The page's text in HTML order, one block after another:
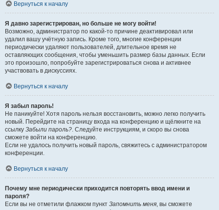
Вернуться к началу
Я давно зарегистрирован, но больше не могу войти!
Возможно, администратор по какой-то причине деактивировал или
удалил вашу учётную запись. Кроме того, многие конференции
периодически удаляют пользователей, длительное время не
оставляющих сообщения, чтобы уменьшить размер базы данных. Если
это произошло, попробуйте зарегистрироваться снова и активнее
участвовать в дискуссиях.
Вернуться к началу
Я забыл пароль!
Не паникуйте! Хотя пароль нельзя восстановить, можно легко получить
новый. Перейдите на страницу входа на конференцию и щёлкните на
ссылку Забыли пароль?. Следуйте инструкциям, и скоро вы снова
сможете войти на конференцию.
Если не удалось получить новый пароль, свяжитесь с администратором
конференции.
Вернуться к началу
Почему мне периодически приходится повторять ввод имени и
пароля?
Если вы не отметили флажком пункт Запомнить меня, вы сможете